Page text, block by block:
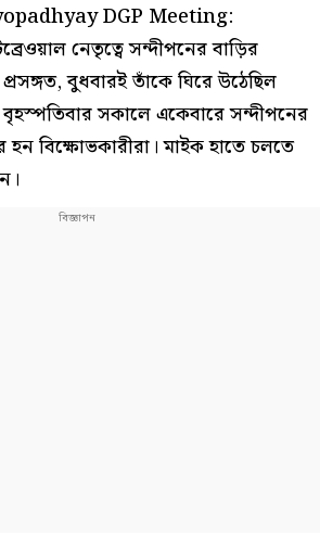
DGP Meeting:
নেতৃত্বে সন্দীপনের বাড়ির
বুধবারই তাঁকে ঘিরে উঠেছিল
সকালে একেবারে সন্দীপনের
হন বিক্ষোভকারীরা। মাইক হাতে চলতে